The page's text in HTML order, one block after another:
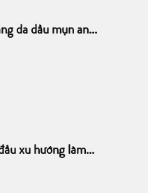
da dầu mụn an...
xu hướng làm...